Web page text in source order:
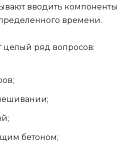
вводить компоненты
времени.
целый ряд вопросов:
бетоном;